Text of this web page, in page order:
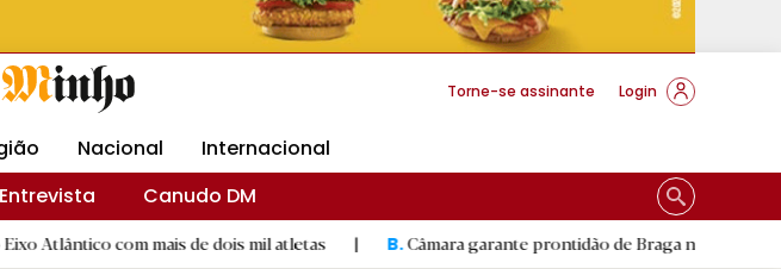
Livraria DM Arquidiocese Braga
Torne-se assinante Login
Nacional
Internacional
Entrevista
Canudo DM
com mais de dois mil atletas | B.Câmara garante prontidão de Braga no resgate animal